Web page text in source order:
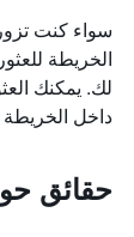
سواء كنت
الخريطة
لك. يمكنك
داخل
حقائق